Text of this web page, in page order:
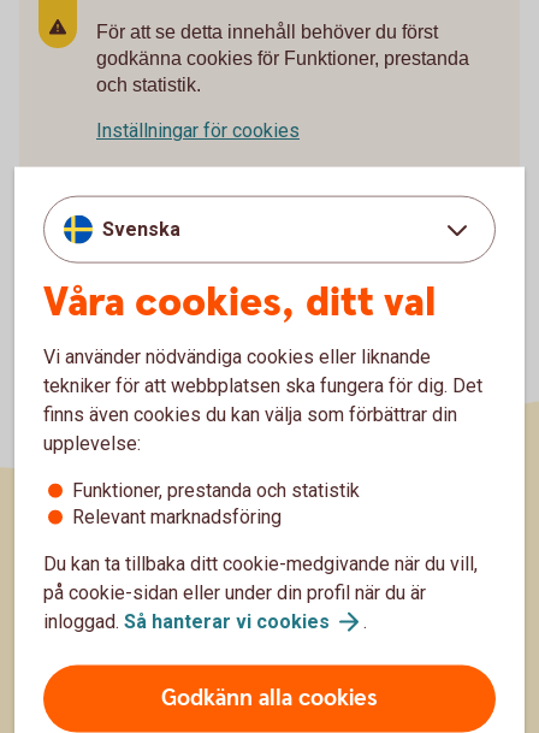
För att se detta innehåll behöver du först
godkänna cookies för Funktioner, prestanda
och statistik.
Inställningar för cookies
Svenska
Våra cookies, ditt val
Vi använder nödvändiga cookies eller liknande
tekniker för att webbplatsen ska fungera för dig. Det
finns även cookies du kan välja som förbättrar din
upplevelse:
Funktioner, prestanda och statistik
Relevant marknadsföring
Du kan ta tillbaka ditt cookie-medgivande när du vill,
på cookie-sidan eller under din profil när du är
inloggad. Så hanterar vi cookies .
Godkänn alla cookies
Sidfot
Räkna
Räkna på ränta på ränta
Räkna på månadssparande
Bolånekalkyl